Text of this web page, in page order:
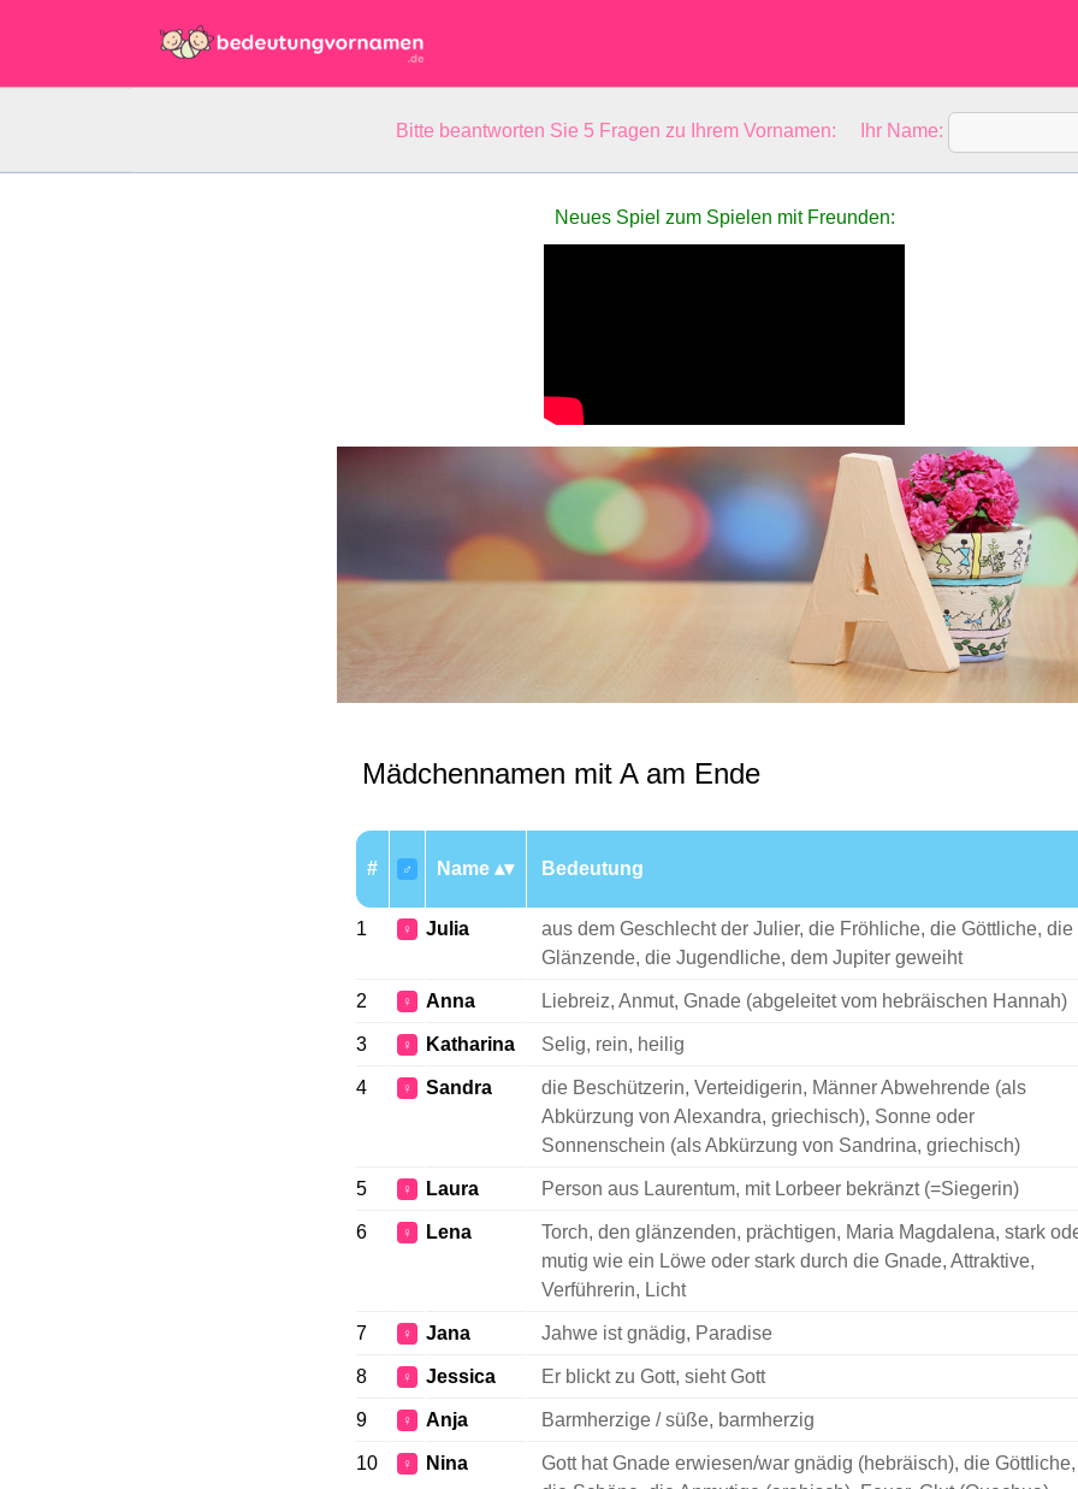
Bitte beantworten Sie 5 Fragen zu Ihrem Vornamen: Ihr Name:
Neues Spiel zum Spielen mit Freunden:
Mädchennamen mit A am Ende
# ♂ Name Bedeutung
1 ♀ Julia
aus dem Geschlecht der Julier, die Fröhliche, die Göttliche, die
Glänzende, die Jugendliche, dem Jupiter geweiht
2 ♀ Anna Liebreiz, Anmut, Gnade (abgeleitet vom hebräischen Hannah)
3 ♀ Katharina Selig, rein, heilig
4 ♀ Sandra
die Beschützerin, Verteidigerin, Männer Abwehrende (als
Abkürzung von Alexandra, griechisch), Sonne oder
Sonnenschein (als Abkürzung von Sandrina, griechisch)
5 ♀ Laura Person aus Laurentum, mit Lorbeer bekränzt (=Siegerin)
6 ♀ Lena
Torch, den glänzenden, prächtigen, Maria Magdalena, stark
mutig wie ein Löwe oder stark durch die Gnade, Attraktive,
Verführerin, Licht
7 ♀ Jana Jahwe ist gnädig, Paradise
8 ♀ Jessica Er blickt zu Gott, sieht Gott
9 ♀ Anja Barmherzige / süße, barmherzig
10 ♀ Nina
Gott hat Gnade erwiesen/war gnädig (hebräisch), die Göttliche,